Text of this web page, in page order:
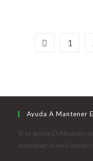
1
Ayuda A Mantener
Si te gusta El Almacén
mantener la web